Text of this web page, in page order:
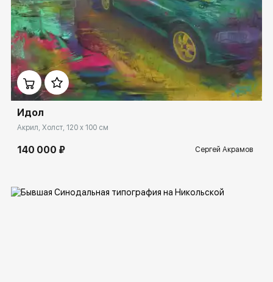
Домен: spb.rakovgallery.ru
Идол
Акрил, Холст, 120 x 100 см
140 000 ₽ Сергей Акрамов